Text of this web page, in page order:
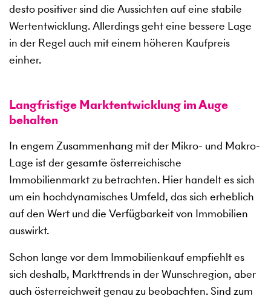
desto positiver sind die Aussichten auf eine stabile
Wertentwicklung. Allerdings geht eine bessere Lage
in der Regel auch mit einem höheren Kaufpreis
einher.
Langfristige Marktentwicklung im Auge
behalten
In engem Zusammenhang mit der Mikro- und Makro-
Lage ist der gesamte österreichische
Immobilienmarkt zu betrachten. Hier handelt es sich
um ein hochdynamisches Umfeld, das sich erheblich
auf den Wert und die Verfügbarkeit von Immobilien
auswirkt.
Schon lange vor dem Immobilienkauf empfiehlt es
sich deshalb, Markttrends in der Wunschregion, aber
auch österreichweit genau zu beobachten. Sind zum